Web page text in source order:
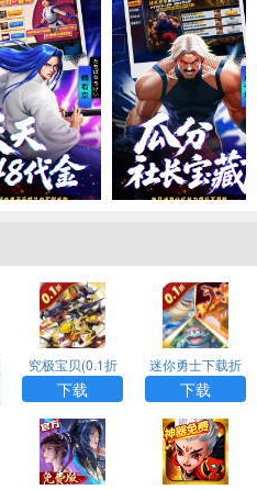
究极宝贝(0.1折
超究破限)
下载
迷你勇士下载折
扣版
下载